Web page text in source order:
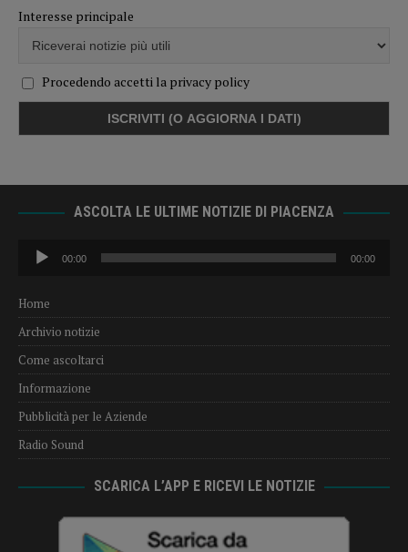
Interesse principale
Procedendo accetti la privacy policy
ASCOLTA LE ULTIME NOTIZIE DI PIACENZA
Audio
Player
00:00 00:00
Home
Archivio notizie
Come ascoltarci
Informazione
Pubblicità per le Aziende
Radio Sound
SCARICA L’APP E RICEVI LE NOTIZIE